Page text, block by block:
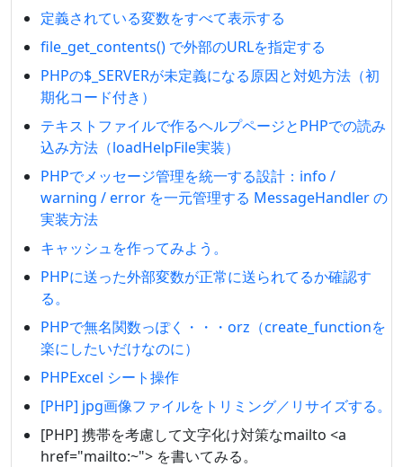
定義されている変数をすべて表示する
file_get_contents() で外部のURLを指定する
PHPの$_SERVERが未定義になる原因と対処方法（初
期化コード付き）
テキストファイルで作るヘルプページとPHPでの読み
込み方法（loadHelpFile実装）
PHPでメッセージ管理を統一する設計：info /
warning / error を一元管理する MessageHandler の
実装方法
キャッシュを作ってみよう。
PHPに送った外部変数が正常に送られてるか確認す
る。
PHPで無名関数っぽく・・・orz（create_functionを
楽にしたいだけなのに）
PHPExcel シート操作
[PHP] jpg画像ファイルをトリミング／リサイズする。
[PHP] 携帯を考慮して文字化け対策なmailto <a
href="mailto:~"> を書いてみる。